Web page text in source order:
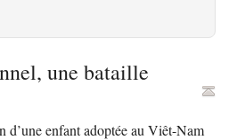
une bataille
d’une enfant adoptée au Viêt-Nam